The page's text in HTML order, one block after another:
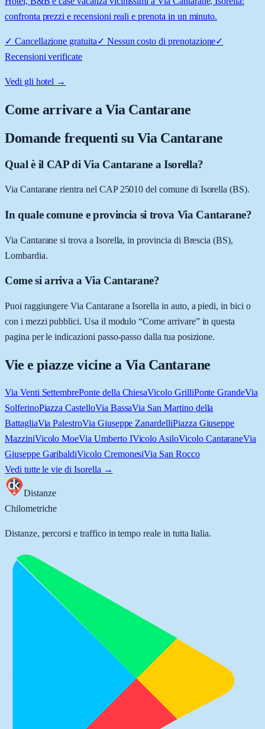
confronta prezzi e recensioni reali e prenota in un minuto.
✓ Cancellazione gratuita✓ Nessun costo di prenotazione✓
Recensioni verificate
Vedi gli hotel →
Come arrivare aVia Cantarane
Domande frequenti su Via Cantarane
Qual è il CAP di Via Cantarane a Isorella?
Via Cantarane rientra nel CAP 25010 del comune di Isorella (BS).
In quale comune e provincia si trova Via Cantarane?
Via Cantarane si trova a Isorella, in provincia di Brescia (BS),
Lombardia.
Come si arriva a Via Cantarane?
Puoi raggiungere Via Cantarane a Isorella in auto, a piedi, in bici o
con i mezzi pubblici. Usa il modulo “Come arrivare” in questa
pagina per le indicazioni passo-passo dalla tua posizione.
Vie e piazze vicine a Via Cantarane
Via Venti SettembrePonte della ChiesaVicolo GrilliPonte GrandeVia
SolferinoPiazza CastelloVia BassaVia San Martino della
BattagliaVia PalestroVia Giuseppe ZanardelliPiazza Giuseppe
MazziniVicolo MoeVia Umberto IVicolo AsiloVicolo CantaraneVia
Giuseppe GaribaldiVicolo CremonesiVia San Rocco
Vedi tutte le vie di Isorella →
Distanze
Chilometriche
Distanze, percorsi e traffico in tempo reale in tutta Italia.